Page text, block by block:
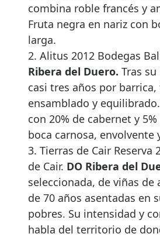
combina roble francés y
Fruta negra en nariz con
larga.
2. Alitus 2012 Bodegas
Ribera del Duero. Tras
casi tres años por
ensamblado y
con 20% de cabernet y
boca carnosa, envolvente
3. Tierras de Cair Reserva
de Cair. DO Ribera del
seleccionada, de viñas de
de 70 años asentadas en
pobres. Su intensidad y
habla del territorio de